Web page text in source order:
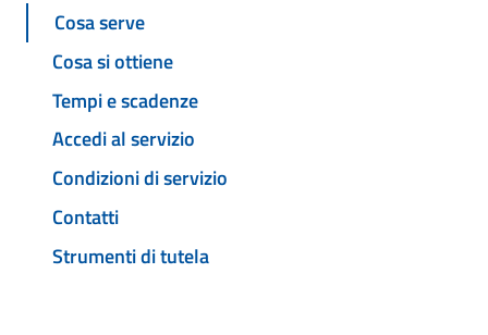
Cosa serve
Cosa si ottiene
Tempi e scadenze
Accedi al servizio
Condizioni di servizio
Contatti
Strumenti di tutela